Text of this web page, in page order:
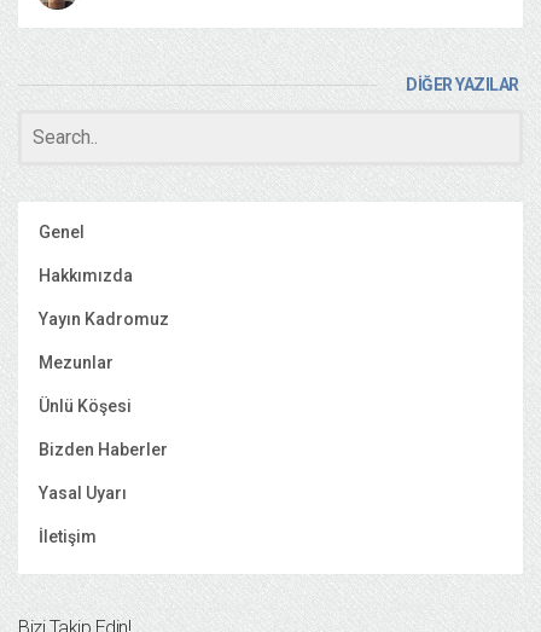
DİĞER YAZILAR
Genel
Hakkımızda
Yayın Kadromuz
Mezunlar
Ünlü Köşesi
Bizden Haberler
Yasal Uyarı
İletişim
Bizi Takip Edin!